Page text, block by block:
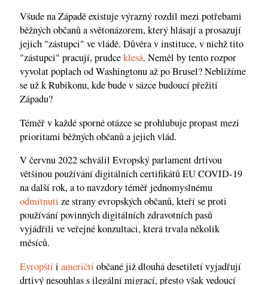
Všude na Západě existuje výrazný rozdíl mezi potřebami
běžných občanů a světonázorem, který hlásají a prosazují
jejich "zástupci" ve vládě. Důvěra v instituce, v nichž tito
"zástupci" pracují, prudceklesá. Neměl by tento rozpor
vyvolat poplach od Washingtonu až po Brusel? Neblížíme
se už k Rubikonu, kde bude v sázce budoucí přežití
Západu?
Téměř v každé sporné otázce se prohlubuje propast mezi
prioritami běžných občanů a jejich vlád.
V červnu 2022 schválil Evropský parlament drtivou
většinou používání digitálních certifikátů EU COVID-19
na další rok, a to navzdory téměř jednomyslnému
odmítnutíze strany evropských občanů, kteří se proti
používání povinných digitálních zdravotních pasů
vyjádřili ve veřejné konzultaci, která trvala několik
měsíců.
Evropštíi američtíobčané již dlouhá desetiletí vyjadřují
drtivý nesouhlas s ilegální migrací, přesto však vedoucí